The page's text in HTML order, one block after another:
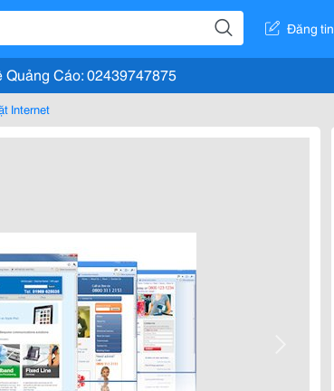
Đăng tin
Quảng Cáo: 02439747875
Internet